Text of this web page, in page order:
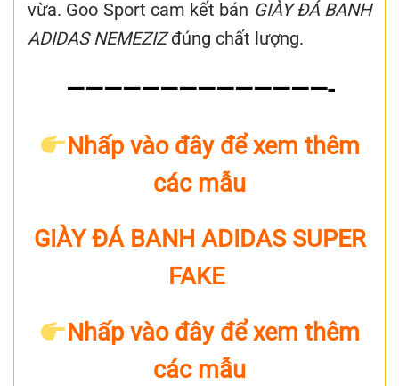
vừa. Goo Sport cam kết bán GIÀY ĐÁ BANH
ADIDAS NEMEZIZđúng chất lượng.
——————————————-
Nhấp vào đây để xem thêm
các mẫu
GIÀY ĐÁ BANH ADIDAS SUPER
FAKE
Nhấp vào đây để xem thêm
các mẫu